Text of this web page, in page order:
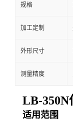
规格
加工定制
外形尺寸
测量精度
LB-350N
适用范围